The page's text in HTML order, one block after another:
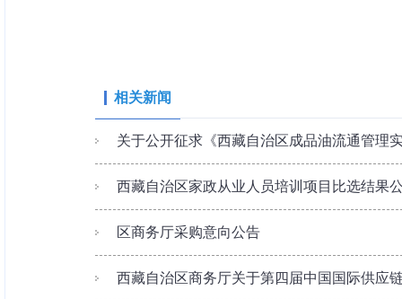
相关新闻
关于公开征求《西藏自治区成品油流通管理
西藏自治区家政从业人员培训项目比选结果
区商务厅采购意向公告
西藏自治区商务厅关于第四届中国国际供应